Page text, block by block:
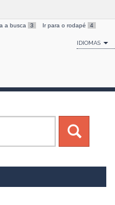
a busca 3 Ir para o rodapé 4
IDIOMAS